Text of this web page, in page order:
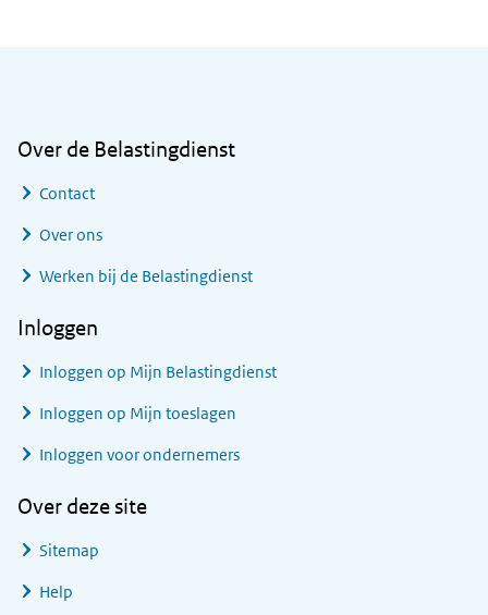
Over de Belastingdienst
Contact
Over ons
Werken bij de Belastingdienst
Inloggen
Inloggen op Mijn Belastingdienst
Inloggen op Mijn toeslagen
Inloggen voor ondernemers
Over deze site
Sitemap
Help